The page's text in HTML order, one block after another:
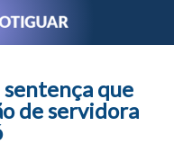
que
de servidora